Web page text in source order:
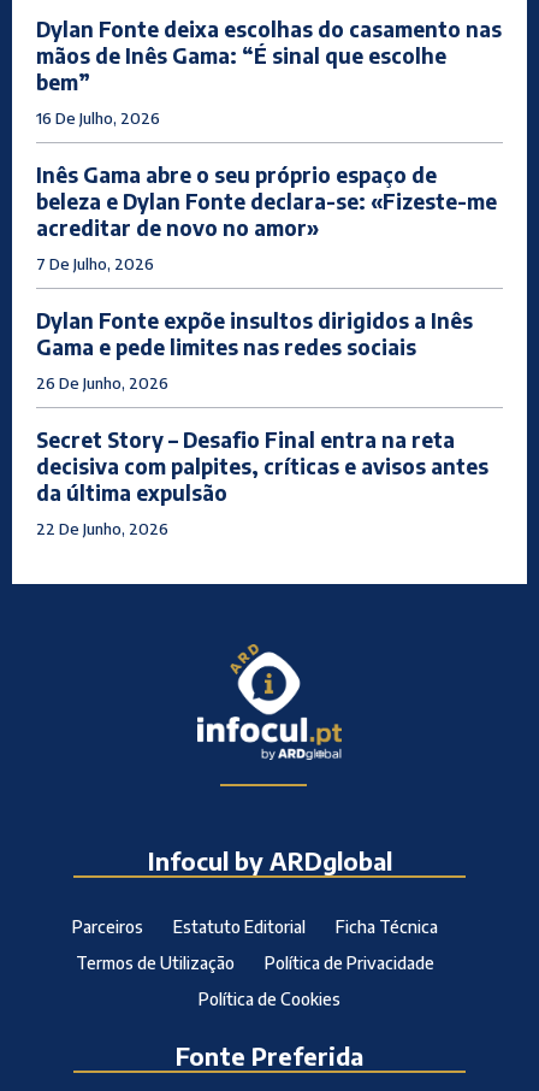
Dylan Fonte deixa escolhas do casamento nas
mãos de Inês Gama: “É sinal que escolhe
bem”
16 De Julho, 2026
Inês Gama abre o seu próprio espaço de
beleza e Dylan Fonte declara-se: «Fizeste-me
acreditar de novo no amor»
7 De Julho, 2026
Dylan Fonte expõe insultos dirigidos a Inês
Gama e pede limites nas redes sociais
26 De Junho, 2026
Secret Story – Desafio Final entra na reta
decisiva com palpites, críticas e avisos antes
da última expulsão
22 De Junho, 2026
Infocul by ARDglobal
Parceiros Estatuto Editorial
Ficha Técnica
Termos de Utilização
Política de Privacidade
Política de Cookies
Fonte Preferida